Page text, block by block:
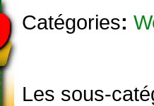
Catégories:
Les sous-